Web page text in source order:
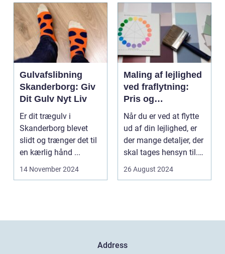
Gulvafslibning
Skanderborg: Giv
Dit Gulv Nyt Liv
Er dit trægulv i
Skanderborg blevet
slidt og trænger det til
en kærlig hånd ...
14 November 2024
Maling af lejlighed
ved fraflytning:
Pris og
overvejelser
Når du er ved at flytte
ud af din lejlighed, er
der mange detaljer, der
skal tages hensyn til.
En af...
26 August 2024
Address